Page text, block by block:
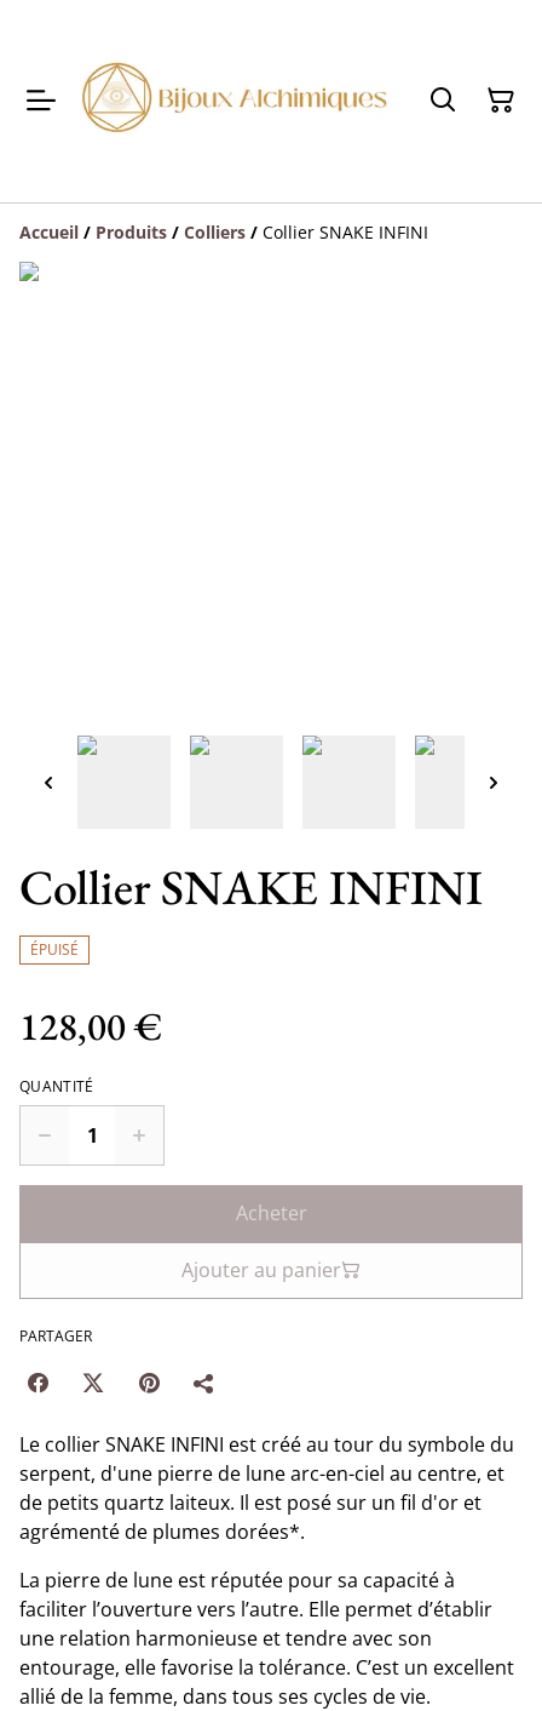
Accueil / Produits / Colliers / Collier SNAKE INFINI
Collier SNAKE INFINI
ÉPUISÉ
128,00 €
QUANTITÉ
Acheter
Ajouter au panier
PARTAGER
Le collier SNAKE INFINI est créé au tour du symbole du
serpent, d'une pierre de lune arc-en-ciel au centre, et
de petits quartz laiteux. Il est posé sur un fil d'or et
agrémenté de plumes dorées*.
La pierre de lune est réputée pour sa capacité à
faciliter l’ouverture vers l’autre. Elle permet d’établir
une relation harmonieuse et tendre avec son
entourage, elle favorise la tolérance. C’est un excellent
allié de la femme, dans tous ses cycles de vie.